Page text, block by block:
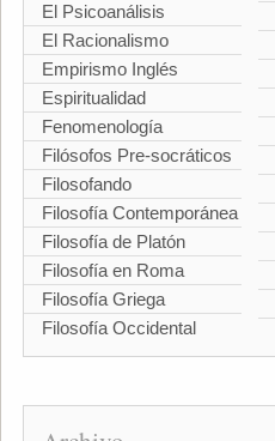
El Psicoanálisis
El Racionalismo
Empirismo Inglés
Espiritualidad
Fenomenología
Filósofos Pre-socráticos
Filosofando
Filosofía Contemporánea
Filosofía de Platón
Filosofía en Roma
Filosofía Griega
Filosofía Occidental